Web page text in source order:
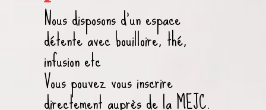
Nous disposons d’un espace
détente avec bouilloire, thé,
infusion etc
Vous pouvez vous inscrire
directement auprès de la MEJC.